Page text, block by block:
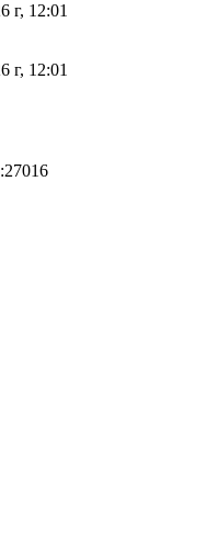
г, 12:01
г, 12:01